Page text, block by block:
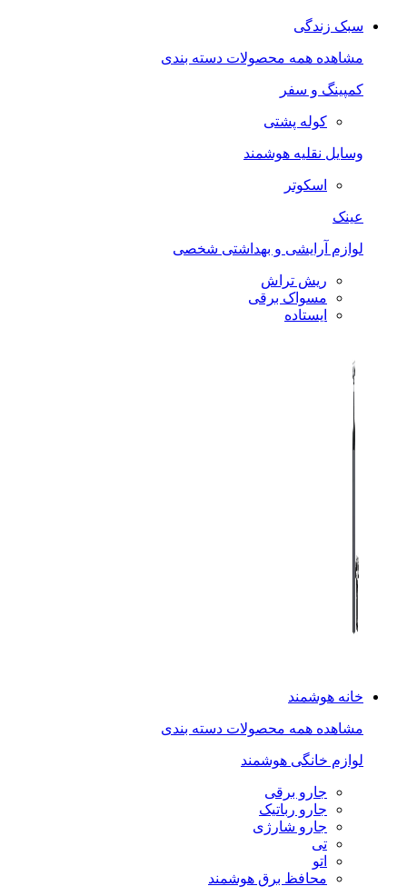
سبک زندگی
مشاهده همه محصولات دسته بندی
کمپینگ و سفر
کوله پشتی
وسایل نقلیه هوشمند
اسکوتر
عینک
لوازم آرایشی و بهداشتی شخصی
ریش تراش
مسواک برقی
ایستاده
خانه هوشمند
مشاهده همه محصولات دسته بندی
لوازم خانگی هوشمند
جارو برقی
جارو رباتیک
جارو شارژی
تی
اتو
محافظ برق هوشمند